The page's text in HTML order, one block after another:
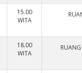
15.00
WITA
18.00
WITA